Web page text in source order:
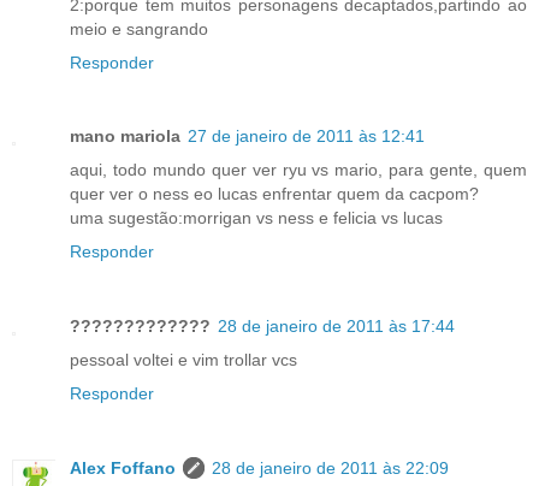
2:porque tem muitos personagens decaptados,partindo ao
meio e sangrando
Responder
mano mariola 27 de janeiro de 2011 às 12:41
aqui, todo mundo quer ver ryu vs mario, para gente, quem
quer ver o ness eo lucas enfrentar quem da cacpom?
uma sugestão:morrigan vs ness e felicia vs lucas
Responder
????????????? 28 de janeiro de 2011 às 17:44
pessoal voltei e vim trollar vcs
Responder
Alex Foffano
28 de janeiro de 2011 às 22:09